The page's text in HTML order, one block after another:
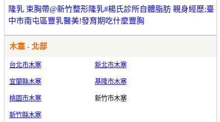
隆乳 束胸帶@新竹整形隆乳#楊氏診所自體脂肪 親身經歷;臺
中市南屯區豐乳醫美!發育期吃什麼豐胸
木塞 - 北部
台北市木塞 新北市木塞
宜蘭縣木塞 基隆市木塞
桃園市木塞 新竹市木塞
新竹縣木塞